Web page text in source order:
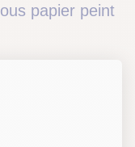
papier peint